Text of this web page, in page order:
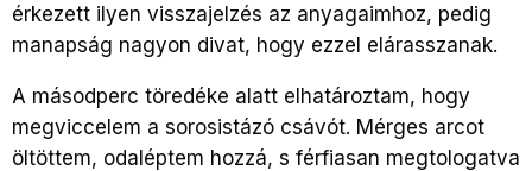
érkezett ilyen visszajelzés az anyagaimhoz, pedig
manapság nagyon divat, hogy ezzel elárasszanak.
A másodperc töredéke alatt elhatároztam, hogy
megviccelem a sorosistázó csávót. Mérges arcot
öltöttem, odaléptem hozzá, s férfiasan megtologatva